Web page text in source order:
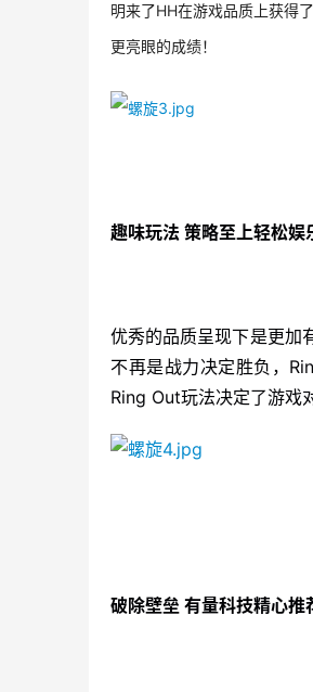
明来了HH在游戏品质上获得
更亮眼的成绩！
趣味玩法 策略至上轻松娱
优秀的品质呈现下是更加
不再是战力决定胜负，
Ring Out玩法决定了游戏
破除壁垒 有量科技精心推